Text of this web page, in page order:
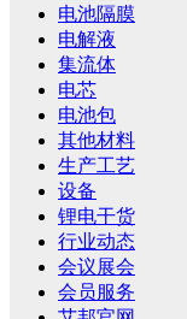
电池隔膜
电解液
集流体
电芯
电池包
其他材料
生产工艺
设备
锂电干货
行业动态
会议展会
会员服务